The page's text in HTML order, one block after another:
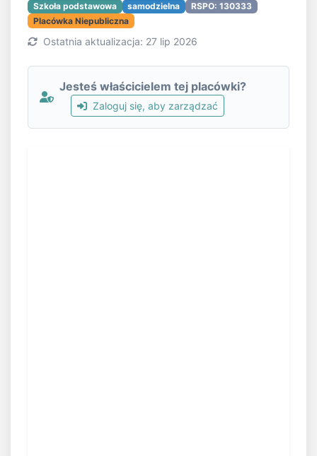
Szkoła podstawowa samodzielna
RSPO: 130333
Placówka Niepubliczna
Ostatnia aktualizacja: 27 lip 2026
Jesteś właścicielem tej placówki?
Zaloguj się, aby zarządzać